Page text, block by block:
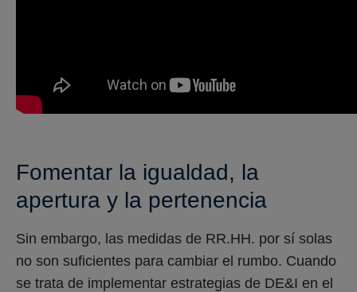
Fomentar la igualdad, la
apertura y la pertenencia
Sin embargo, las medidas de RR.HH. por sí solas
no son suficientes para cambiar el rumbo. Cuando
se trata de implementar estrategias de DE&I en el